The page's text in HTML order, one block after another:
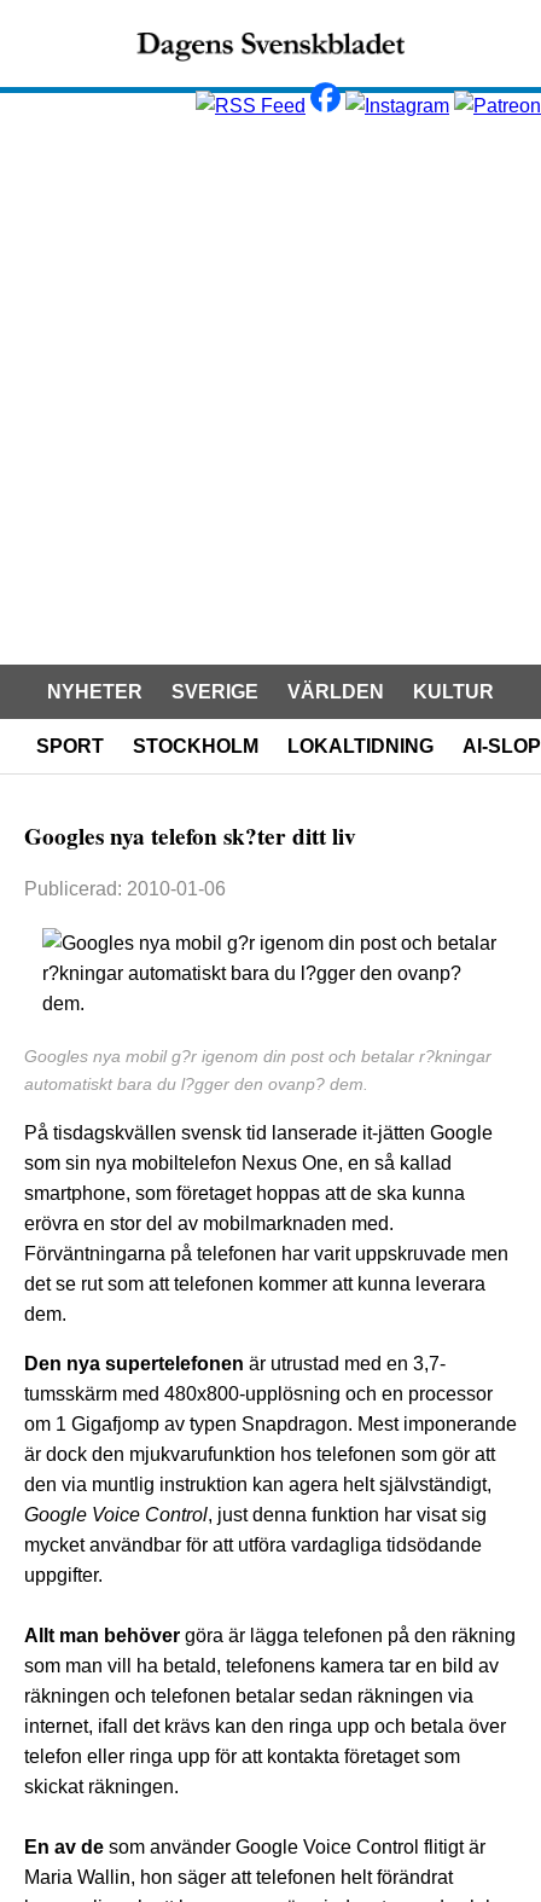
NYHETER SVERIGE VÄRLDEN KULTUR
SPORT STOCKHOLM LOKALTIDNING AI-SLOP
Googles nya telefon sk?ter ditt liv
Publicerad: 2010-01-06
Googles nya mobil g?r igenom din post och betalar r?kningar
automatiskt bara du l?gger den ovanp? dem.
På tisdagskvällen svensk tid lanserade it-jätten Google
som sin nya mobiltelefon Nexus One, en så kallad
smartphone, som företaget hoppas att de ska kunna
erövra en stor del av mobilmarknaden med.
Förväntningarna på telefonen har varit uppskruvade men
det se rut som att telefonen kommer att kunna leverara
dem.
Den nya supertelefonen är utrustad med en 3,7-
tumsskärm med 480x800-upplösning och en processor
om 1 Gigafjomp av typen Snapdragon. Mest imponerande
är dock den mjukvarufunktion hos telefonen som gör att
den via muntlig instruktion kan agera helt självständigt,
Google Voice Control, just denna funktion har visat sig
mycket användbar för att utföra vardagliga tidsödande
uppgifter.
Allt man behöver göra är lägga telefonen på den räkning
som man vill ha betald, telefonens kamera tar en bild av
räkningen och telefonen betalar sedan räkningen via
internet, ifall det krävs kan den ringa upp och betala över
telefon eller ringa upp för att kontakta företaget som
skickat räkningen.
En av de som använder Google Voice Control flitigt är
Maria Wallin, hon säger att telefonen helt förändrat